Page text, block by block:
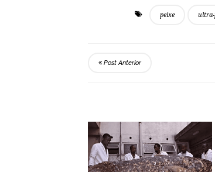
peixe
Post Anterior